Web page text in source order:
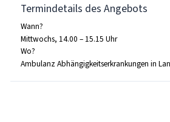
Termindetails des Angebots
Wann?
Mittwochs, 14.00 – 15.15 Uhr
Wo?
Ambulanz Abhängigkeitserkrankungen in